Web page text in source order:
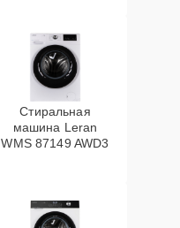
Стиральная
машина Leran
WMS 87149 AWD3